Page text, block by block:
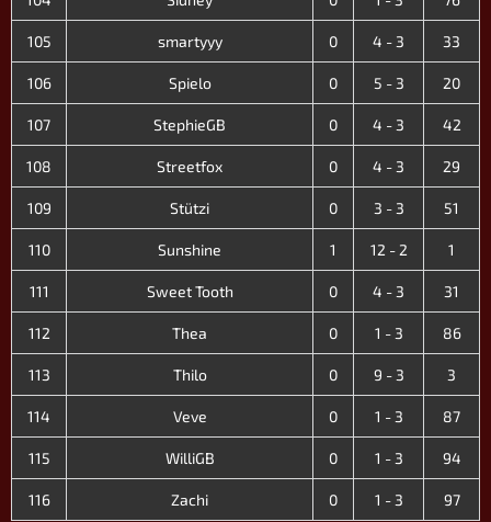
105 smartyyy 0 4 - 3 33
106 Spielo 0 5 - 3 20
107 StephieGB 0 4 - 3 42
108 Streetfox 0 4 - 3 29
109 Stützi 0 3 - 3 51
110 Sunshine 1 12 - 2 1
111 Sweet Tooth 0 4 - 3 31
112 Thea 0 1 - 3 86
113 Thilo 0 9 - 3 3
114 Veve 0 1 - 3 87
115 WilliGB 0 1 - 3 94
116 Zachi 0 1 - 3 97